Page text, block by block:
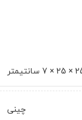
سانتیمتر
چینی